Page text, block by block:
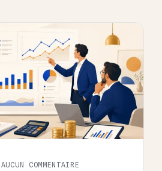
AUCUN COMMENTAIRE